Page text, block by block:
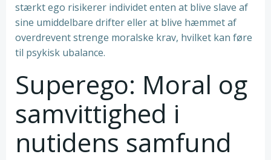
stærkt ego risikerer individet enten at blive slave af
sine umiddelbare drifter eller at blive hæmmet af
overdrevent strenge moralske krav, hvilket kan føre
til psykisk ubalance.
Superego: Moral og
samvittighed i
nutidens samfund